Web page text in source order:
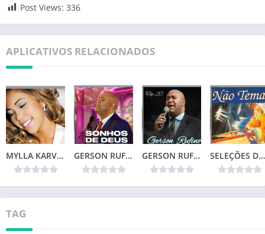
Post Views: 336
APLICATIVOS RELACIONADOS
MYLLA KARVALHO – MINHA VIDA GERSON RUFINO – SONHOS DE DEUS (2024) GERSON RUFINO – TOP 20 SELEÇÕES DA COLEÇÃO CANÇÕES DE VIDA – NÃO TEMAS (1996)📌
TAG